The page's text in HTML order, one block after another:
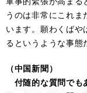
うのは非常にこれ
います。願わくばや
るというような事態
（中国新聞）
付随的な質問でも